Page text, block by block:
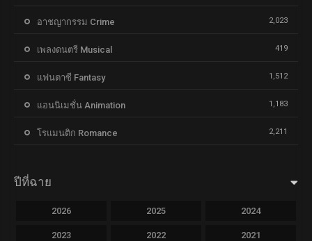
อาชญากรรม Crime 2,023
เพลงดนตรี Musical 419
แฟนตาซี Fantasy 1,512
แอนนิเมชั่น Animation 1,183
โรแมนติก Romance 2,211
ปีที่ฉาย
2026 2025 2024
2023 2022 2021